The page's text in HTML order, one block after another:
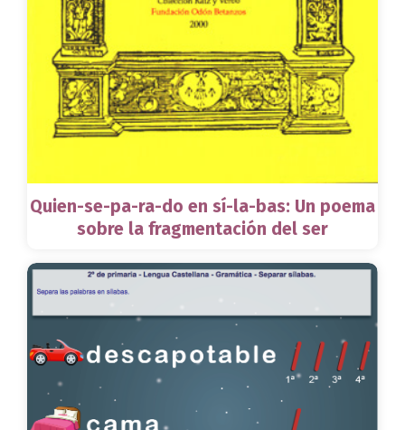
Quien-se-pa-ra-do en sí-la-bas: Un poema
sobre la fragmentación del ser